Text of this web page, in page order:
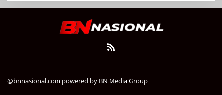
@bnnasional.com powered by BN Media Group